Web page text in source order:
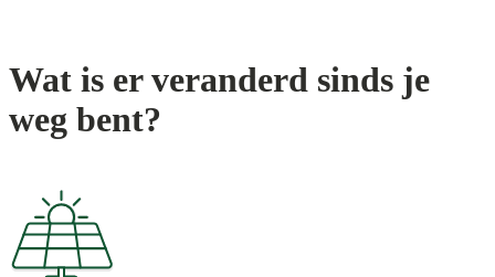
Wat is er veranderd sinds je
weg bent?